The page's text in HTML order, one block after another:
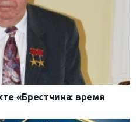
«Брестчина: время